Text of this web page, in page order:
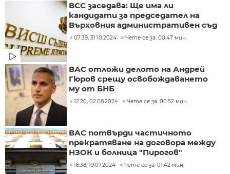
ВСС заседава: Ще има ли
кандидати за председател на
Върховния административен съд
07:39, 31.10.2024 Чете се за: 00:47 мин.
ВАС отложи делото на Андрей
Гюров срещу освобождаването
му от БНБ
12:20, 02.08.2024 Чете се за: 00:52 мин.
ВАС потвърди частичното
прекратяване на договора между
НЗОК и болница "Пирогов"
16:38, 19.07.2024 Чете се за: 01:42 мин.